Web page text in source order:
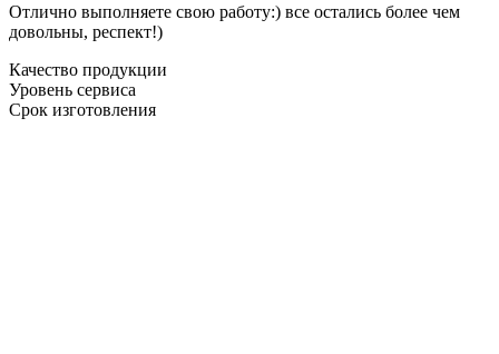
Отлично выполняете свою работу:) все остались более чем
довольны, респект!)
Качество продукции
Уровень сервиса
Срок изготовления